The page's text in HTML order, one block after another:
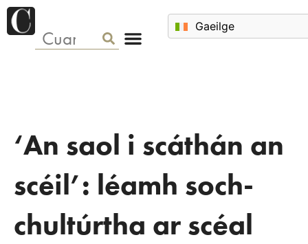
‘An saol i scáthán an
scéil’: léamh soch-
chultúrtha ar scéal